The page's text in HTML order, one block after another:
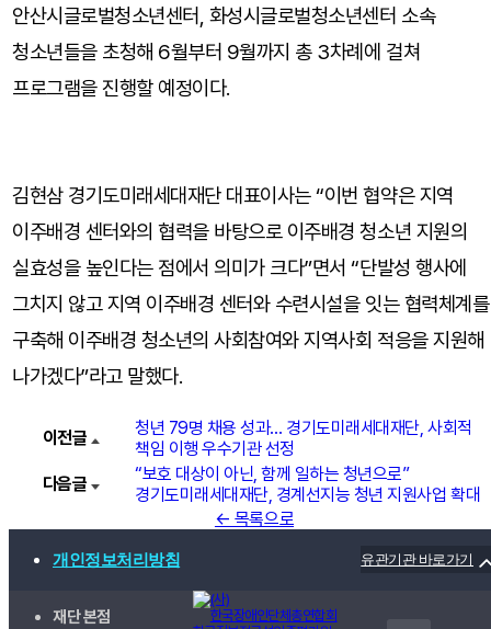
안산시글로벌청소년센터, 화성시글로벌청소년센터 소속
청소년들을 초청해 6월부터 9월까지 총 3차례에 걸쳐
프로그램을 진행할 예정이다.
김현삼 경기도미래세대재단 대표이사는 “이번 협약은 지역
이주배경 센터와의 협력을 바탕으로 이주배경 청소년 지원의
실효성을 높인다는 점에서 의미가 크다”면서 “단발성 행사에
그치지 않고 지역 이주배경 센터와 수련시설을 잇는 협력체계를
구축해 이주배경 청소년의 사회참여와 지역사회 적응을 지원해
나가겠다”라고 말했다.
이전글
청년 79명 채용 성과… 경기도미래세대재단, 사회적
책임 이행 우수기관 선정
다음글
“보호 대상이 아닌, 함께 일하는 청년으로”
경기도미래세대재단, 경계선지능 청년 지원사업 확대
← 목록으로
개인정보처리방침 유관기관 바로가기
재단 본점